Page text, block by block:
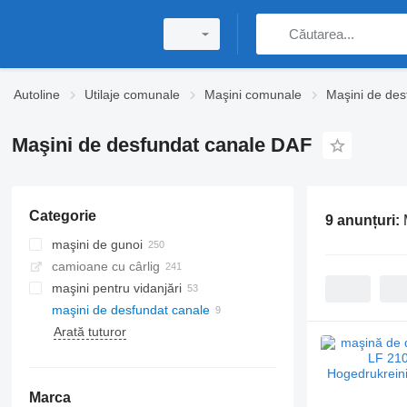
Autoline Utilaje comunale Maşini comunale Maşini de
Maşini de desfundat canale DAF
Categorie
maşini de gunoi
camioane cu cârlig
maşini pentru vidanjări
maşini de desfundat canale
Arată tuturor
Marca
9 anunțuri: